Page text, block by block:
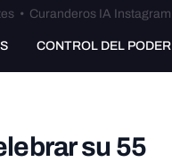
• Curanderos IA Instagram
CONTROL DEL PODER
su 55